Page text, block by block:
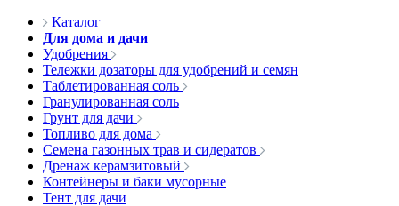
Каталог
Для дома и дачи
Удобрения
Тележки дозаторы для удобрений и семян
Таблетированная соль
Гранулированная соль
Грунт для дачи
Топливо для дома
Семена газонных трав и сидератов
Дренаж керамзитовый
Контейнеры и баки мусорные
Тент для дачи